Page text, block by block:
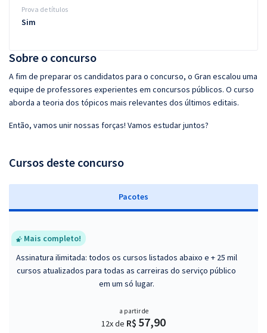
Sobre o concurso
A fim de preparar os candidatos para o concurso, o Gran escalou uma
equipe de professores experientes em concursos públicos. O curso
aborda a teoria dos tópicos mais relevantes dos últimos editais.
Então, vamos unir nossas forças! Vamos estudar juntos?
Cursos deste concurso
Pacotes
Mais completo!
Assinatura ilimitada: todos os cursos listados abaixo e + 25 mil
cursos atualizados para todas as carreiras do serviço público
em um só lugar.
a partir de
12x de R$ 57,90
Prova de títulos
Sim